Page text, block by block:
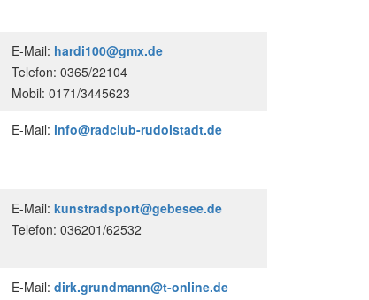
E-Mail: hardi100@gmx.de
Telefon: 0365/22104
Mobil: 0171/3445623
E-Mail: info@radclub-rudolstadt.de
E-Mail: kunstradsport@gebesee.de
Telefon: 036201/62532
E-Mail: dirk.grundmann@t-online.de